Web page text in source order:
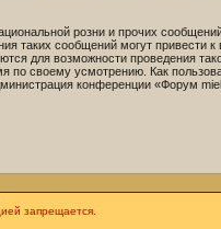
розни и прочих
таких сообщений могут привести
для возможности проведения
своему усмотрению. Как
конференции «Форум
запрещается.